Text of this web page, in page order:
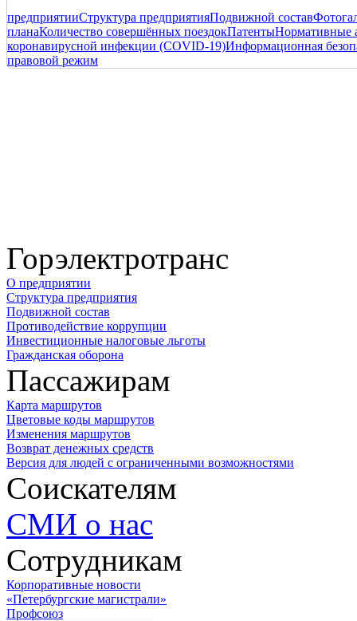
предприятииСтруктура предприятияПодвижной состав
планаКоличество совершённых поездокПатентыНормативные
коронавирусной инфекции (COVID-19)Информационная
правовой режим
Горэлектротранс
О предприятии
Структура предприятия
Подвижной состав
Противодействие коррупции
Инвестиционные налоговые льготы
Гражданская оборона
Пассажирам
Карта маршрутов
Цветовые коды маршрутов
Изменения маршрутов
Возврат денежных средств
Версия для людей с ограниченными возможностями
Соискателям
СМИ о нас
Сотрудникам
Корпоративные новости
«Петербургские магистрали»
Профсоюз